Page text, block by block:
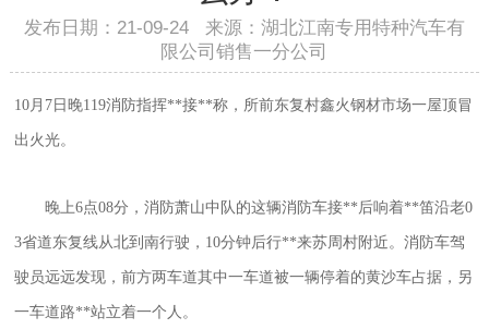
发布日期：21-09-24 来源：湖北江南专用特种汽车有
限公司销售一分公司
10月7日晚119消防指挥**接**称，所前东复村鑫火钢材市场一屋顶冒
出火光。
晚上6点08分，消防萧山中队的这辆消防车接**后响着**笛沿老0
3省道东复线从北到南行驶，10分钟后行**来苏周村附近。消防车驾
驶员远远发现，前方两车道其中一车道被一辆停着的黄沙车占据，另
一车道路**站立着一个人。